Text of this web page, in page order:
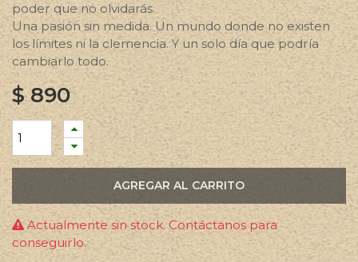
poder que no olvidarás.
Una pasión sin medida. Un mundo donde no existen
los límites ni la clemencia. Y un solo día que podría
cambiarlo todo.
$890
AGREGAR AL CARRITO
Actualmente sin stock. Contáctanos para
conseguirlo.